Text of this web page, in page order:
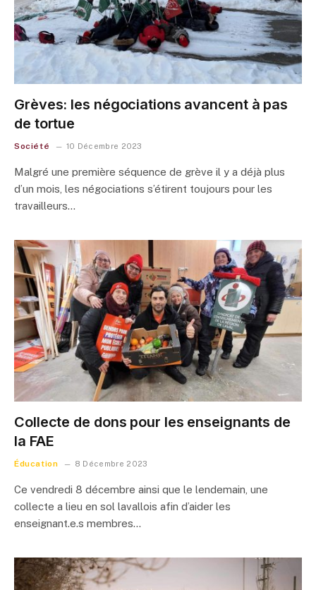
Grèves: les négociations avancent à pas
de tortue
Société 10 Décembre 2023
Malgré une première séquence de grève il y a déjà plus
d’un mois, les négociations s’étirent toujours pour les
travailleurs…
Collecte de dons pour les enseignants de
la FAE
Éducation 8 Décembre 2023
Ce vendredi 8 décembre ainsi que le lendemain, une
collecte a lieu en sol lavallois afin d’aider les
enseignant.e.s membres…